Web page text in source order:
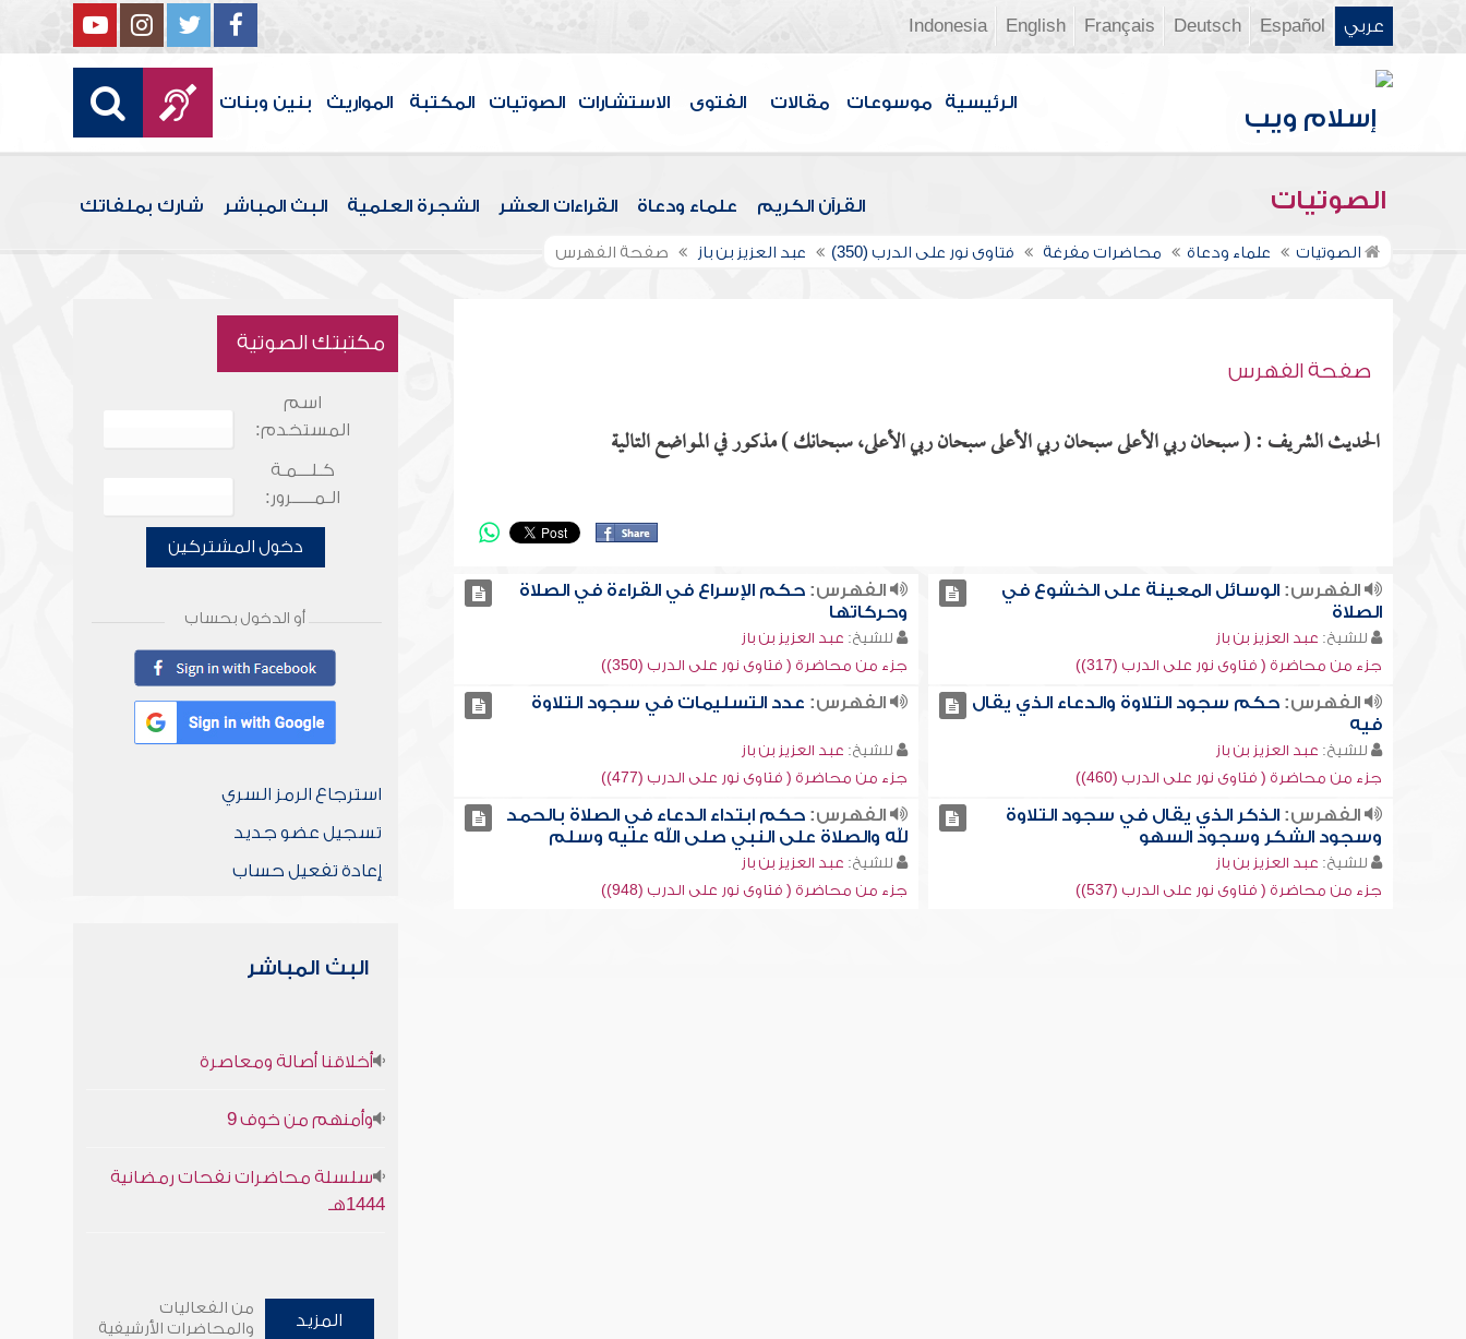
عربي Español
Deutsch
Français
English
Indonesia
الرئيسية موسوعات مقالات الفتوى الاستشارات الصوتيات المكتبة المواريث بنين وبنات
الصوتيات القرآن الكريم علماء ودعاة القراءات العشر الشجرة العلمية البث المباشر شارك بملفاتك
الصوتيات علماء ودعاة محاضرات مفرغة فتاوى نور على الدرب (350) عبد العزيز بن باز صفحة الفهرس
صفحة الفهرس
الحديث الشريف : ( سبحان ربي الأعلى سبحان ربي الأعلى سبحان ربي الأعلى، سبحانك ) مذكور في المواضع التالية
الفهرس:الوسائل المعينة على الخشوع في
الصلاة
للشيخ: عبد العزيز بن باز
جزء من محاضرة ( فتاوى نور على الدرب (317))
الفهرس: حكم الإسراع في القراءة في الصلاة
وحركاتها
للشيخ: عبد العزيز بن باز
جزء من محاضرة ( فتاوى نور على الدرب (350))
الفهرس:حكم سجود التلاوة والدعاء الذي يقال
فيه
للشيخ: عبد العزيز بن باز
جزء من محاضرة ( فتاوى نور على الدرب (460))
الفهرس: عدد التسليمات في سجود التلاوة
للشيخ: عبد العزيز بن باز
جزء من محاضرة ( فتاوى نور على الدرب (477))
الفهرس:الذكر الذي يقال في سجود التلاوة
وسجود الشكر وسجود السهو
للشيخ: عبد العزيز بن باز
جزء من محاضرة ( فتاوى نور على الدرب (537))
الفهرس: حكم ابتداء الدعاء في الصلاة بالحمد
لله والصلاة على النبي صلى الله عليه وسلم
للشيخ: عبد العزيز بن باز
جزء من محاضرة ( فتاوى نور على الدرب (948))
مكتبتك الصوتية
اسم
المستخدم:
كـلـــمـة
الـمـــــرور:
دخول المشتركين
أو الدخول بحساب
استرجاع الرمز السري
تسجيل عضو جديد
إعادة تفعيل حساب
البث المباشر
أخلاقنا أصالة ومعاصرة
وأمنهم من خوف 9
سلسلة محاضرات نفحات رمضانية
1444هـ
المزيد
من الفعاليات
والمحاضرات الأرشيفية